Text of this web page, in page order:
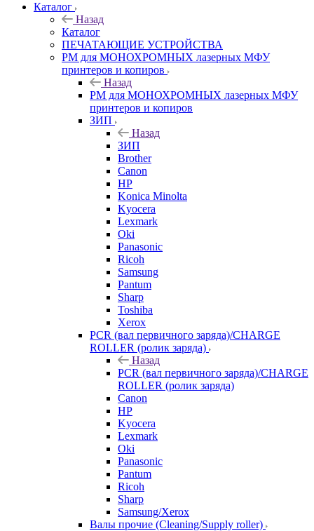
Каталог
Назад
Каталог
ПЕЧАТАЮЩИЕ УСТРОЙСТВА
РМ для МОНОХРОМНЫХ лазерных МФУ
принтеров и копиров
Назад
РМ для МОНОХРОМНЫХ лазерных МФУ
принтеров и копиров
ЗИП
Назад
ЗИП
Brother
Canon
HP
Konica Minolta
Kyocera
Lexmark
Oki
Panasonic
Ricoh
Samsung
Pantum
Sharp
Toshiba
Xerox
PCR (вал первичного заряда)/CHARGE
ROLLER (ролик заряда)
Назад
PCR (вал первичного заряда)/CHARGE
ROLLER (ролик заряда)
Canon
HP
Kyocera
Lexmark
Oki
Panasonic
Pantum
Ricoh
Sharp
Samsung/Xerox
Валы прочие (Cleaning/Supply roller)